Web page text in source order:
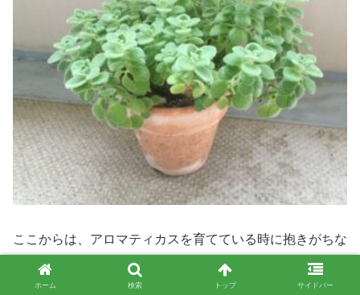
ここからは、アロマティカスを育てている時に抱きがちな
疑問についてお答えします。
ホーム 検索 トップ サイドバー